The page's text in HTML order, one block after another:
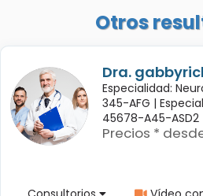
Otros
Dra.
Especialidad:
345-AFG |
45678-A45-ASD2
Precios *